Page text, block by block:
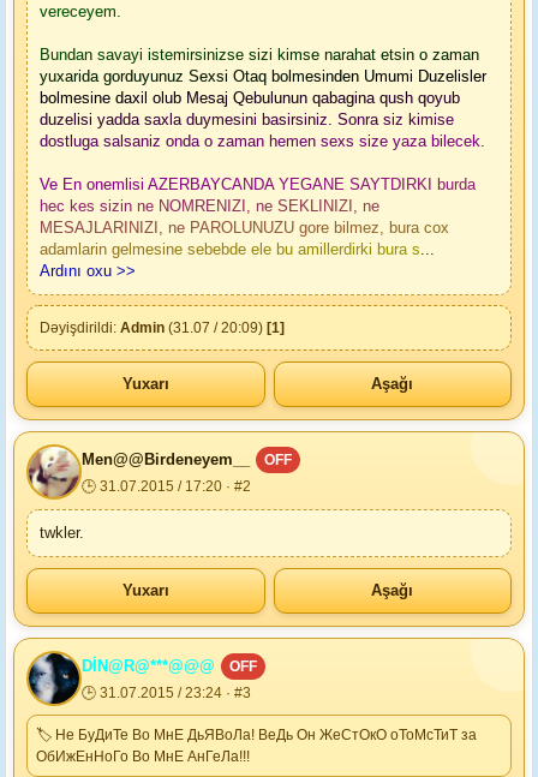
vereceyem.
Bundan savayi istemirsinizse sizi kimse narahat etsin o zaman
yuxarida gorduyunuz Sexsi Otaq bolmesinden Umumi Duzelisler
bolmesine daxil olub Mesaj Qebulunun qabagina qush qoyub
duzelisi yadda saxla duymesini basirsiniz. Sonra siz kimise
dostluga salsaniz onda o zaman hemen sexs size yaza bilecek.
Ve En onemlisi AZERBAYCANDA YEGANE SAYTDIRKI burda
hec kes sizin ne NOMRENIZI, ne SEKLINIZI, ne
MESAJLARINIZI, ne PAROLUNUZU gore bilmez, bura cox
adamlarin gelmesine sebebde ele bu amillerdirki bura s...
Ardını oxu >>
Dəyişdirildi: Admin (31.07 / 20:09) [1]
Yuxarı Aşağı
Men@@Birdeneyem__
OFF
🕒 31.07.2015 / 17:20 · #2
twkler.
Yuxarı Aşağı
DİN@R@***@@@
OFF
🕒 31.07.2015 / 23:24 · #3
🏷 Не БуДиТе Во МнЕ ДьЯВоЛа! ВеДь Он ЖеСтОкО оТоМсТиТ за
ОбИжЕнНоГо Во МнЕ АнГеЛа!!!